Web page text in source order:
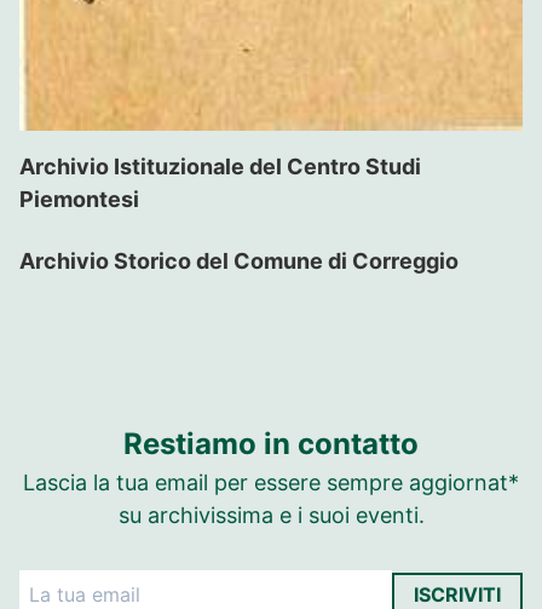
Archivio Istituzionale del Centro Studi
Piemontesi
Archivio Storico del Comune di Correggio
Restiamo in contatto
Lascia la tua email per essere sempre aggiornat*
su archivissima e i suoi eventi.
ISCRIVITI